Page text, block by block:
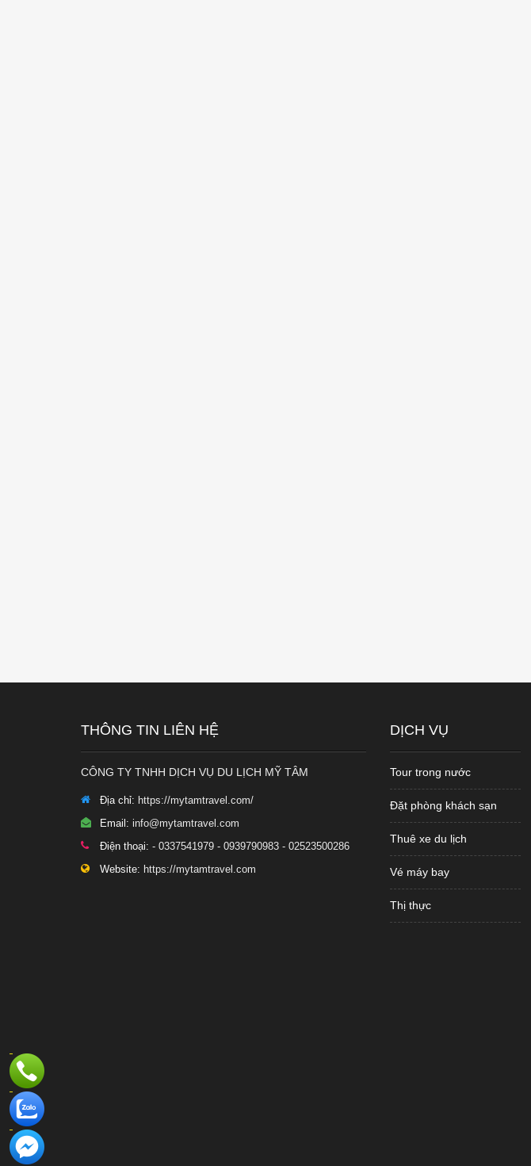
THÔNG TIN LIÊN HỆ
CÔNG TY TNHH DỊCH VỤ DU LỊCH MỸ TÂM
Địa chỉ: https://mytamtravel.com/
Email: info@mytamtravel.com
Điện thoại: - 0337541979 - 0939790983 - 02523500286
Website: https://mytamtravel.com
DỊCH VỤ
Tour trong nước
Đặt phòng khách sạn
Thuê xe du lịch
Vé máy bay
Thị thực